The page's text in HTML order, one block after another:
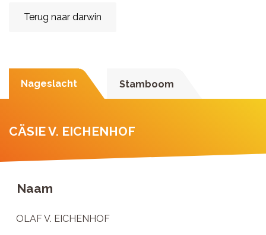
Terug naar darwin
Nageslacht Stamboom
CÄSIE V. EICHENHOF
Naam
OLAF V. EICHENHOF